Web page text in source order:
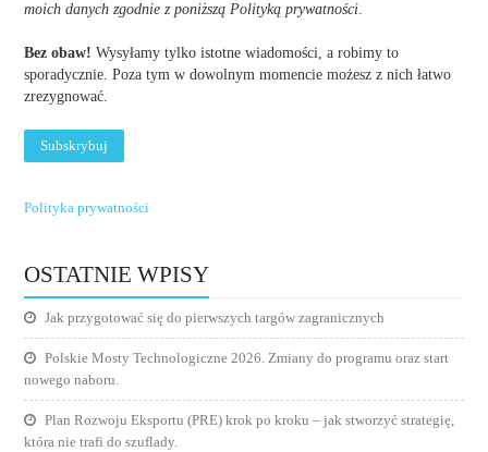
moich danych zgodnie z poniższą Polityką prywatności.
Bez obaw! Wysyłamy tylko istotne wiadomości, a robimy to
sporadycznie. Poza tym w dowolnym momencie możesz z nich łatwo
zrezygnować.
Polityka prywatności
OSTATNIE WPISY
Jak przygotować się do pierwszych targów zagranicznych
Polskie Mosty Technologiczne 2026. Zmiany do programu oraz start
nowego naboru.
Plan Rozwoju Eksportu (PRE) krok po kroku – jak stworzyć strategię,
która nie trafi do szuflady.